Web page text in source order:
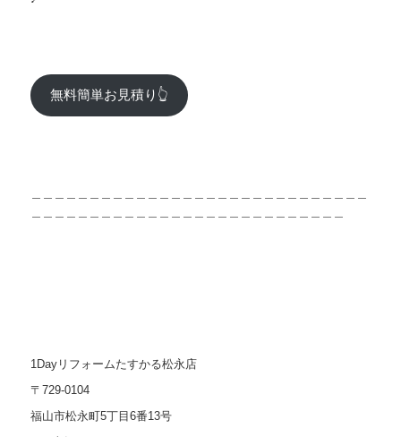
無料簡単お見積り👆
1Dayリフォームたすかる松永店
〒729-0104
福山市松永町5丁目6番13号